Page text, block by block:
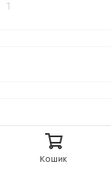
1
Кошик